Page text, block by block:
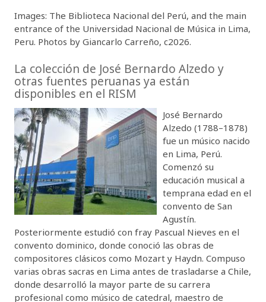
Images: The Biblioteca Nacional del Perú, and the main
entrance of the Universidad Nacional de Música in Lima,
Peru. Photos by Giancarlo Carreño, c2026.
La colección de José Bernardo Alzedo y
otras fuentes peruanas ya están
disponibles en el RISM
José Bernardo
Alzedo (1788–1878)
fue un músico nacido
en Lima, Perú.
Comenzó su
educación musical a
temprana edad en el
convento de San
Agustín.
Posteriormente estudió con fray Pascual Nieves en el
convento dominico, donde conoció las obras de
compositores clásicos como Mozart y Haydn. Compuso
varias obras sacras en Lima antes de trasladarse a Chile,
donde desarrolló la mayor parte de su carrera
profesional como músico de catedral, maestro de